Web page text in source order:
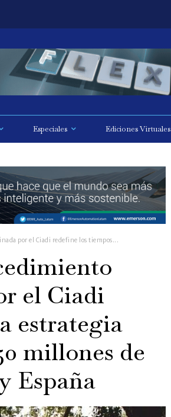
Especiales Ediciones Virtuales
por el Ciadi redefine los tiempos...
el Ciadi
estrategia
millones de
España